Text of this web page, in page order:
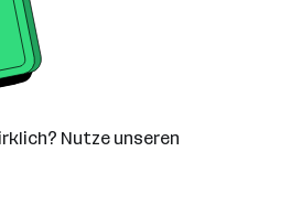
Nutze unseren